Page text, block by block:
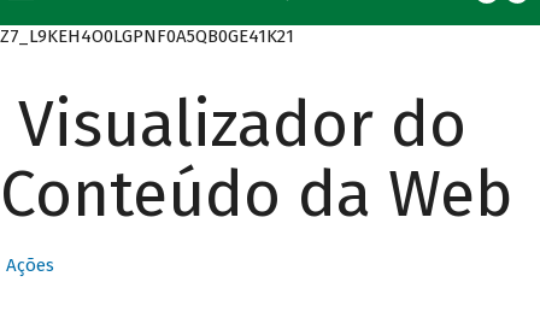
Z7_L9KEH4O0LGPNF0A5QB0GE41K21
Visualizador do
Conteúdo da Web
Ações